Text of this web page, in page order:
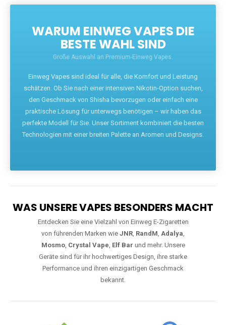
WARUM EINWEG VAPES DIE
BESTE WAHL SIND
Große Auswahl an Premium-Einweg Vapes.
Einweg Vapes sind ideal für alle, die Komfort und Leistung
schätzen. Ob Sie nach einer intensiven Nikotin-Option suchen,
den Geschmack von Shisha bevorzugen oder einfach eine
praktische Lösung für unterwegs benötigen – wir haben das
perfekte Modell für Sie. Unser Sortiment kombiniert die besten
Technologien mit einer breiten Palette an Aromen und Designs.
WAS UNSERE VAPES BESONDERS MACHT
Entdecken Sie eine Vielzahl von Einweg E-Zigaretten
von führenden Marken wie JNR, RandM, Adalya,
Mosmo, Crystal Vape, Elf Bar und mehr. Unsere
Geräte sind für ihr hochwertiges Design, ihre starke
Performance und ihren einzigartigen Geschmack
bekannt.